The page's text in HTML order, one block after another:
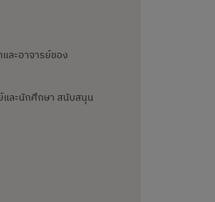
ละอาจารย์ของ
และนักศึกษา สนับสนุน